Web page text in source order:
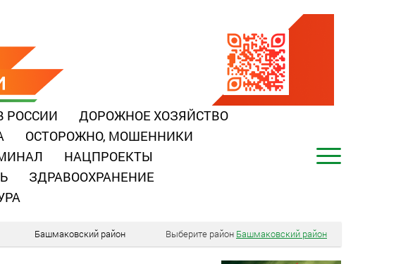
РОССИИ
ДОРОЖНОЕ ХОЗЯЙСТВО
ОСТОРОЖНО, МОШЕННИКИ
НАЦПРОЕКТЫ
ЗДРАВООХРАНЕНИЕ
Башмаковский район Выберите район Башмаковский район